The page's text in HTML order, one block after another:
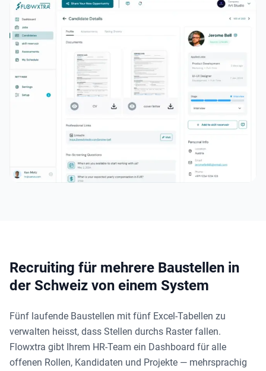
Recruiting für mehrere Baustellen in
der Schweiz von einem System
Fünf laufende Baustellen mit fünf Excel-Tabellen zu
verwalten heisst, dass Stellen durchs Raster fallen.
Flowxtra gibt Ihrem HR-Team ein Dashboard für alle
offenen Rollen, Kandidaten und Projekte — mehrsprachig